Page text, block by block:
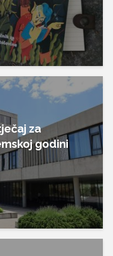
za
godini